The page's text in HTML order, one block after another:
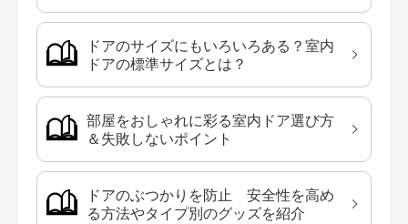
ドアのサイズにもいろいろある？室内
ドアの標準サイズとは？
部屋をおしゃれに彩る室内ドア選び方
＆失敗しないポイント
ドアのぶつかりを防止 安全性を高め
る方法やタイプ別のグッズを紹介